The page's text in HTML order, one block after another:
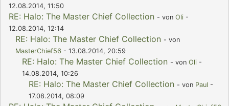
12.08.2014, 11:50
RE: Halo: The Master Chief Collection - von Oli -
12.08.2014, 12:14
RE: Halo: The Master Chief Collection - von
MasterChief56 - 13.08.2014, 20:59
RE: Halo: The Master Chief Collection - von Oli -
14.08.2014, 10:26
RE: Halo: The Master Chief Collection - von Paul -
17.08.2014, 08:09